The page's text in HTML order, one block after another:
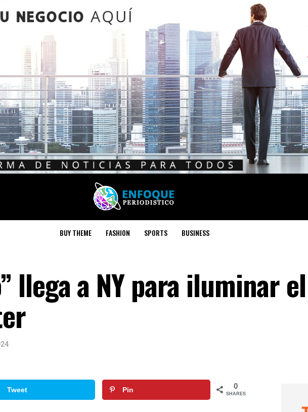
BUY THEME FASHION SPORTS BUSINESS
llega a NY para iluminar el
Tweet Pin 0
SHARES